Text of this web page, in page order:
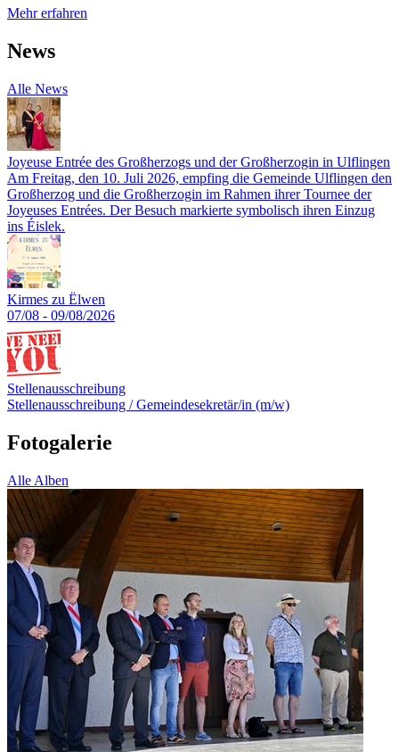
Mehr erfahren
News
Alle News
Joyeuse Entrée des Großherzogs und der Großherzogin in Ulflingen
Am Freitag, den 10. Juli 2026, empfing die Gemeinde Ulflingen den
Großherzog und die Großherzogin im Rahmen ihrer Tournee der
Joyeuses Entrées. Der Besuch markierte symbolisch ihren Einzug
ins Éislek.
Kirmes zu Ëlwen
07/08 - 09/08/2026
Stellenausschreibung
Stellenausschreibung / Gemeindesekretär/in (m/w)
Fotogalerie
Alle Alben